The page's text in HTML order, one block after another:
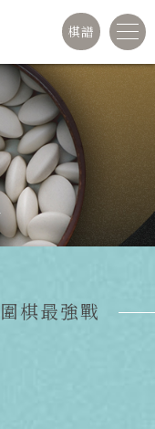
棋譜
棋最強戰